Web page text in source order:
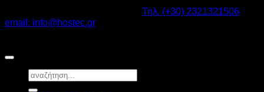
Τηλ. (+30) 2321321506
email: info@hostec.gr
Αναζήτηση
για: